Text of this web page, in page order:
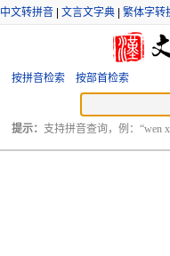
中文转拼音 文言文字典 繁体字转
按拼音检索 按部首检索
提示： 支持拼音查询，例：“wen